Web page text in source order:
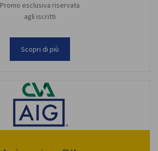
Promo esclusiva riservata
agli iscritti
Scopri di più